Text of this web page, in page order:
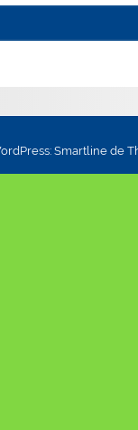
Smartline de